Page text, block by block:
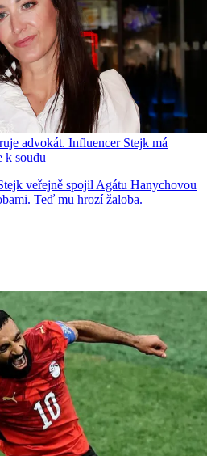
advokát. Influencer Stejk má
k soudu
veřejně spojil Agátu Hanychovou
Teď mu hrozí žaloba.